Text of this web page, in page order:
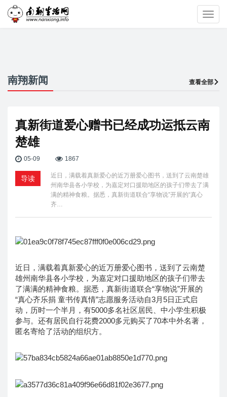
南翔新闻 查看全部
真新街道爱心赠书已经成功运抵云南
楚雄
05-09 1867
导读
近日，满载着真新爱心的近万册爱心图书，送到了云南楚雄
州南华县各小学校，为嘉定对口援助地区的孩子们带去了满
满的精神食粮。据悉，真新街道联合“享物说”开展的“真心
齐…
近日，满载着真新爱心的近万册爱心图书，送到了云南楚
雄州南华县各小学校，为嘉定对口援助地区的孩子们带去
了满满的精神食粮。据悉，真新街道联合“享物说”开展的
“真心齐乐捐 童书传真情”志愿服务活动自3月5日正式启
动，历时一个半月，有5000多名社区居民、中小学生积极
参与。还有居民自行花费2000多元购买了70本中外名著，
匿名寄给了活动的组织方。